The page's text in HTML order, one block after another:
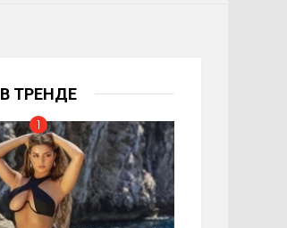
В ТРЕНДЕ